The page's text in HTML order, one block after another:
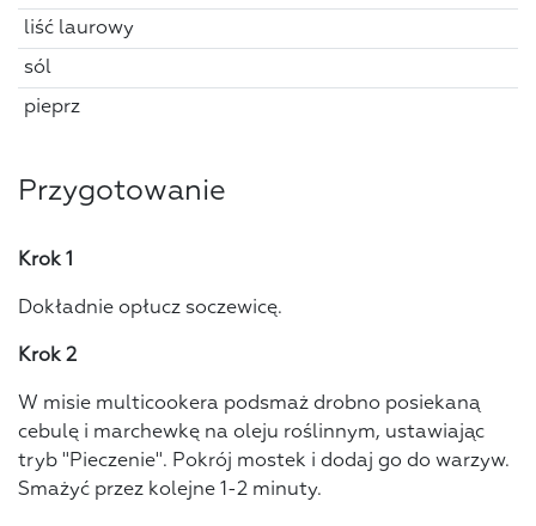
liść laurowy
sól
pieprz
Przygotowanie
Krok 1
Dokładnie opłucz soczewicę.
Krok 2
W misie multicookera podsmaż drobno posiekaną
cebulę i marchewkę na oleju roślinnym, ustawiając
tryb "Pieczenie". Pokrój mostek i dodaj go do warzyw.
Smażyć przez kolejne 1-2 minuty.